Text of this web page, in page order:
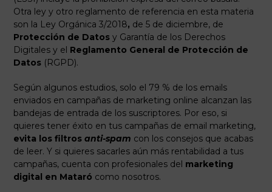
Otra ley y otro reglamento de referencia en esta materia
son la Ley Orgánica 3/2018, de 5 de diciembre, de
Protección de Datos y Garantía de los Derechos
Digitales y el Reglamento General de Protección de
Datos (RGPD).
Según algunos estudios, solo el 79 % de los emails
enviados en campañas de marketing online alcanzan las
bandejas de entrada de los suscriptores. Por eso, si
quieres tener éxito en tus campañas de email marketing,
evita los filtrosanti-spam con los consejos que acabas
de leer. Y si quieres sacarles aún más rentabilidad a tus
campañas, cuenta con profesionales del marketing
digital en Mataró como nosotros.